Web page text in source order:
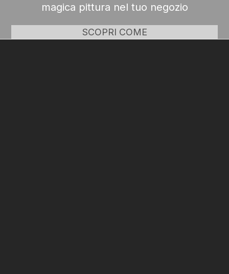
magica pittura nel tuo negozio
SCOPRI COME